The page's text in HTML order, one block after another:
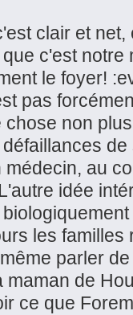
clair et
c'est notre
le foyer!
pas
non
au
idée
les
parler
de
ce que